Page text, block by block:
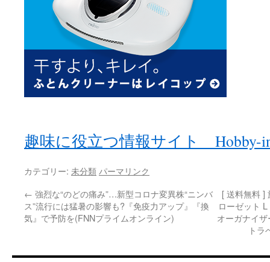
趣味に役立つ情報サイト Hobby-
カテゴリー: 未分類 パーマリンク
← 強烈な“のどの痛み”…新型コロナ変異株“ニンバ
ス”流行には猛暑の影響も?『免疫力アップ』『換
気』で予防を(FNNプライムオンライン)
[ 送料無料 ]
ローゼット
オーガナイ
ト